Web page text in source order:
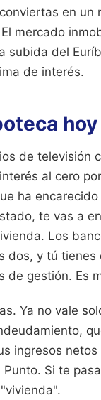
en un
mercado
subida del
de interés.
hoy
de televisión
al cero
ha
te vas a
Los
dos, y tú tienes
de gestión. Es
Ya no vale
ingresos netos
Si te